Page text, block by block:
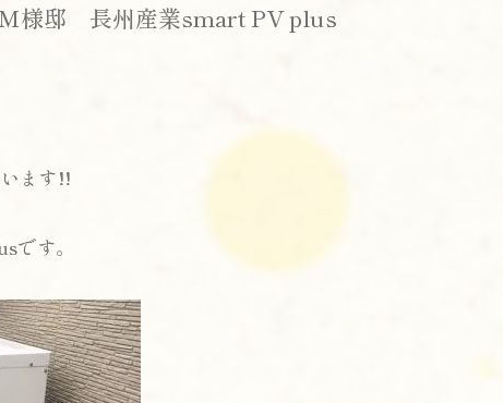
様邸 長州産業smart PV plus
ます!!
です。